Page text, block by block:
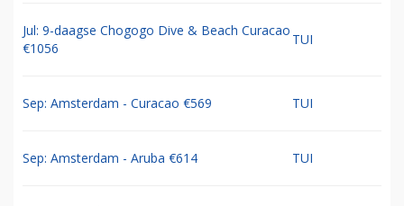
Jul: 9-daagse Chogogo Dive & Beach Curacao
€1056
TUI
Sep: Amsterdam - Curacao €569 TUI
Sep: Amsterdam - Aruba €614 TUI